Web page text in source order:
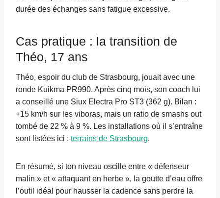
durée des échanges sans fatigue excessive.
Cas pratique : la transition de
Théo, 17 ans
Théo, espoir du club de Strasbourg, jouait avec une
ronde Kuikma PR990. Après cinq mois, son coach lui
a conseillé une Siux Electra Pro ST3 (362 g). Bilan :
+15 km/h sur les viboras, mais un ratio de smashs out
tombé de 22 % à 9 %. Les installations où il s’entraîne
sont listées ici : terrains de Strasbourg.
En résumé, si ton niveau oscille entre « défenseur
malin » et « attaquant en herbe », la goutte d’eau offre
l’outil idéal pour hausser la cadence sans perdre la